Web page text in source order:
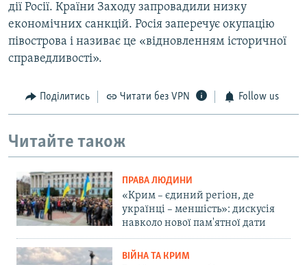
дії Росії. Країни Заходу запровадили низку
економічних санкцій. Росія заперечує окупацію
півострова і називає це «відновленням історичної
справедливості».
Поділитись Читати без VPN Follow us
Читайте також
ПРАВА ЛЮДИНИ
«Крим – єдиний регіон, де
українці – меншість»: дискусія
навколо нової пам'ятної дати
ВІЙНА ТА КРИМ